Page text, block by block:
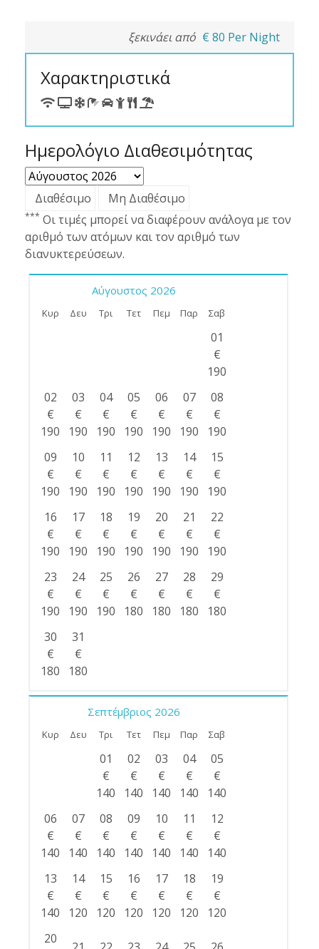
ξεκινάει από € 80 Per Night
Χαρακτηριστικά
Ημερολόγιο Διαθεσιμότητας
Διαθέσιμο Μη Διαθέσιμο
*** Οι τιμές μπορεί να διαφέρουν ανάλογα με τον
αριθμό των ατόμων και τον αριθμό των
διανυκτερεύσεων.
Αύγουστος 2026
Κυρ Δευ Τρι Τετ Πεμ Παρ Σαβ
01
€
190
02
€
190
03
€
190
04
€
190
05
€
190
06
€
190
07
€
190
08
€
190
09
€
190
10
€
190
11
€
190
12
€
190
13
€
190
14
€
190
15
€
190
16
€
190
17
€
190
18
€
190
19
€
190
20
€
190
21
€
190
22
€
190
23
€
190
24
€
190
25
€
190
26
€
180
27
€
180
28
€
180
29
€
180
30
€
180
31
€
180
Σεπτέμβριος 2026
Κυρ Δευ Τρι Τετ Πεμ Παρ Σαβ
01
€
140
02
€
140
03
€
140
04
€
140
05
€
140
06
€
140
07
€
140
08
€
140
09
€
140
10
€
140
11
€
140
12
€
140
13
€
140
14
€
120
15
€
120
16
€
120
17
€
120
18
€
120
19
€
120
20